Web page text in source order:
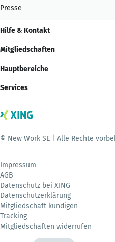
Presse
Hilfe & Kontakt
Mitgliedschaften
Hauptbereiche
Services
© New Work SE | Alle Rechte
Impressum
AGB
Datenschutz bei XING
Datenschutzerklärung
Mitgliedschaft kündigen
Tracking
Mitgliedschaften widerrufen